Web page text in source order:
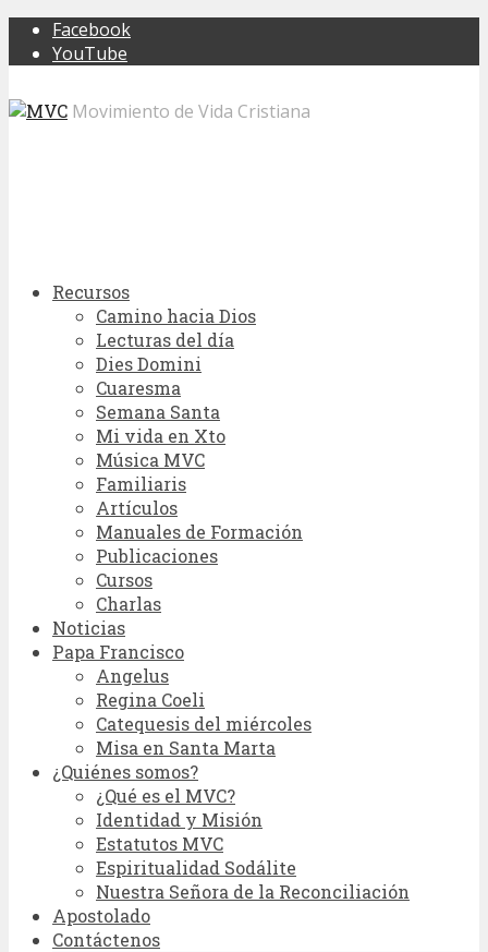
Facebook
YouTube
Movimiento de Vida Cristiana
Recursos
Camino hacia Dios
Lecturas del día
Dies Domini
Cuaresma
Semana Santa
Mi vida en Xto
Música MVC
Familiaris
Artículos
Manuales de Formación
Publicaciones
Cursos
Charlas
Noticias
Papa Francisco
Angelus
Regina Coeli
Catequesis del miércoles
Misa en Santa Marta
¿Quiénes somos?
¿Qué es el MVC?
Identidad y Misión
Estatutos MVC
Espiritualidad Sodálite
Nuestra Señora de la Reconciliación
Apostolado
Contáctenos